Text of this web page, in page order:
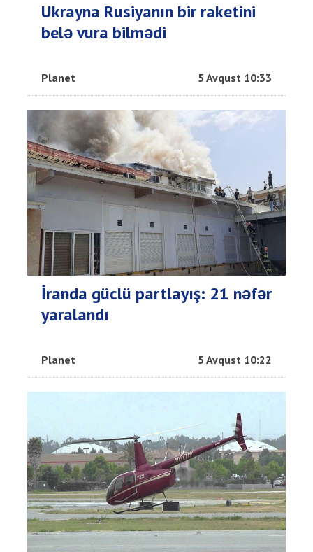
Ukrayna Rusiyanın bir raketini
belə vura bilmədi
Planet 5 Avqust 10:33
İranda güclü partlayış: 21 nəfər
yaralandı
Planet 5 Avqust 10:22